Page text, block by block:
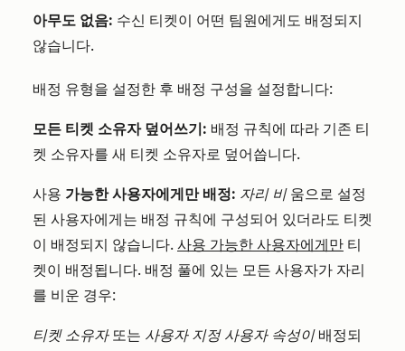
아무도 없음: 수신 티켓이 어떤 팀원에게도 배정되지
않습니다.
배정 유형을 설정한 후 배정 구성을 설정합니다:
모든 티켓 소유자 덮어쓰기: 배정 규칙에 따라 기존 티
켓 소유자를 새 티켓 소유자로 덮어씁니다.
사용 가능한 사용자에게만 배정: 자리 비움으로 설정
된 사용자에게는 배정 규칙에 구성되어 있더라도 티켓
이 배정되지 않습니다. 사용 가능한 사용자에게만 티
켓이 배정됩니다. 배정 풀에 있는 모든 사용자가 자리
를 비운 경우:
티켓 소유자또는 사용자 지정 사용자 속성이배정되